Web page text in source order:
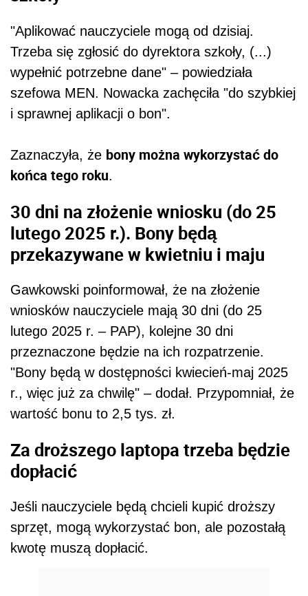
"Aplikować nauczyciele mogą od dzisiaj.
Trzeba się zgłosić do dyrektora szkoły, (...)
wypełnić potrzebne dane" – powiedziała
szefowa MEN. Nowacka zachęciła "do szybkiej
i sprawnej aplikacji o bon".
Zaznaczyła, że bony można wykorzystać do
końca tego roku.
30 dni na złożenie wniosku (do 25
lutego 2025 r.). Bony będą
przekazywane w kwietniu i maju
Gawkowski poinformował, że na złożenie
wniosków nauczyciele mają 30 dni (do 25
lutego 2025 r. – PAP), kolejne 30 dni
przeznaczone będzie na ich rozpatrzenie.
"Bony będą w dostępności kwiecień-maj 2025
r., więc już za chwilę" – dodał. Przypomniał, że
wartość bonu to 2,5 tys. zł.
Za droższego laptopa trzeba będzie
dopłacić
Jeśli nauczyciele będą chcieli kupić droższy
sprzęt, mogą wykorzystać bon, ale pozostałą
kwotę muszą dopłacić.